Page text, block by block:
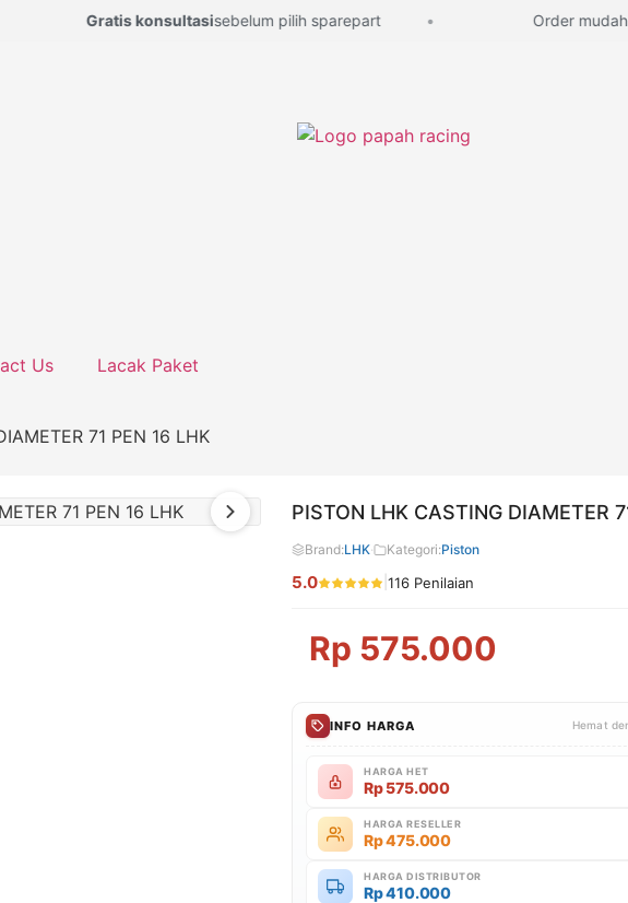
Gratis konsultasisebelum pilih sparepart Order mudah,
Us Lacak Paket
71 PEN 16 LHK
PISTON LHK CASTING DIAMETER
Brand:LHK· Kategori:Piston
5.0 116 Penilaian
Rp 575.000
INFO HARGA Hemat
HARGA HET
Rp575.000
HARGA RESELLER
Rp475.000
HARGA DISTRIBUTOR
Rp410.000